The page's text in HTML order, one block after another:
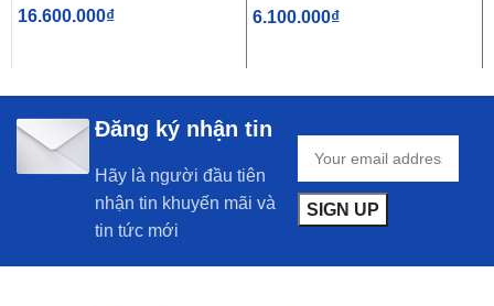
16.600.000₫ 6.100.000₫
Đăng ký nhận tin
Hãy là người đầu tiên
nhận tin khuyến mãi và
tin tức mới